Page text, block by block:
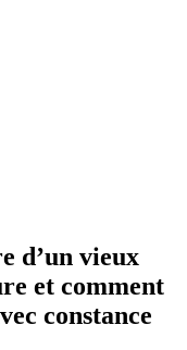
d’un vieux
et comment
constance